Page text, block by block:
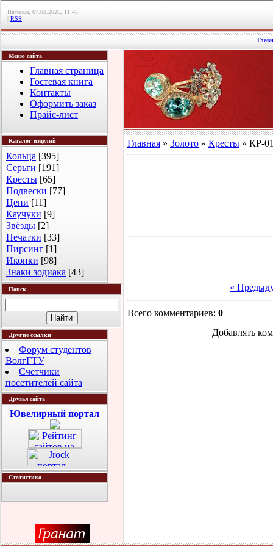
Пятница, 07.08.2026, 11:45
| RSS
Меню сайта
Главная страница
Гостевая книга
Контакты
Оформить заказ
Прайс-лист
Каталог изделий
Кольца [395]
Серьги [191]
Кресты [65]
Подвески [77]
Цепи [11]
Каучуки [9]
Звёзды [2]
Печатки [33]
Пирсинг [1]
Иконки [98]
Знаки зодиака [43]
Поиск
Другие ссылки
Форум студентов
ВолгГТУ
Счетчики
посетителей сайта
Друзья сайта
Ювелирный портал
Статистика
Главная » Золото » Кресты » КР-
«
Всего комментариев: 0
Добавлять